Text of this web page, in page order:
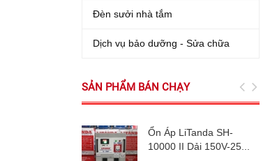
Đèn sưởi nhà tắm
Dịch vụ bảo dưỡng - Sửa chữa
SẢN PHẨM BÁN CHẠY
Ổn Áp LiTanda SH-
10000 II Dải 150V-25...